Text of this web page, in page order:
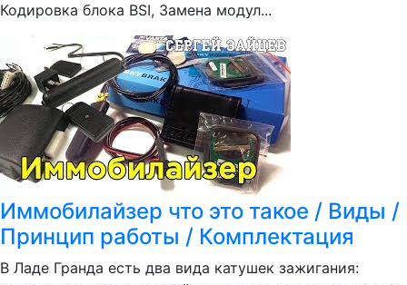
Кодировка блока BSI, Замена модул...
Иммобилайзер что это такое / Виды /
Принцип работы / Комплектация
В Ладе Гранда есть два вида катушек зажигания: